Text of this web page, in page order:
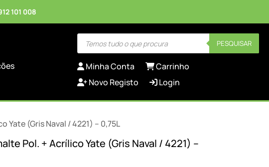
101 008
Products
search PESQUISAR
Minha Conta
Carrinho
Novo Registo
Login
Yate (Gris Naval / 4221) – 0,75L
Pol. + Acrílico Yate (Gris Naval / 4221) –